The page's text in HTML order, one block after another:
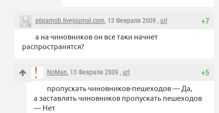
+7
a6pamob.livejournal.com, 13 Февраля 2009 , url
а на чиновников он все таки начнет
распространятся?
+5
NoMan, 13 Февраля 2009 , url
пропускать чиновников-пешеходов — Да,
а заставлять чиновников пропускать пешеходов
— Нет